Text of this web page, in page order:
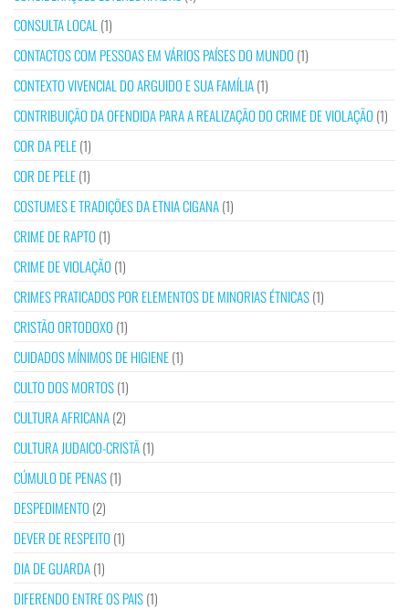
CONSULTA LOCAL (1)
CONTACTOS COM PESSOAS EM VÁRIOS PAÍSES DO MUNDO (1)
CONTEXTO VIVENCIAL DO ARGUIDO E SUA FAMÍLIA(1)
CONTRIBUIÇÃO DA OFENDIDA PARA A REALIZAÇÃO DO CRIME DE VIOLAÇÃO (1)
COR DA PELE(1)
COR DE PELE(1)
COSTUMES E TRADIÇÕES DA ETNIA CIGANA(1)
CRIME DE RAPTO (1)
CRIME DE VIOLAÇÃO (1)
CRIMES PRATICADOS POR ELEMENTOS DE MINORIAS ÉTNICAS(1)
CRISTÃO ORTODOXO (1)
CUIDADOS MÍNIMOS DE HIGIENE(1)
CULTO DOS MORTOS(1)
CULTURA AFRICANA(2)
CULTURA JUDAICO-CRISTÃ(1)
CÚMULO DE PENAS(1)
DESPEDIMENTO (2)
DEVER DE RESPEITO (1)
DIA DE GUARDA(1)
DIFERENDO ENTRE OS PAIS(1)